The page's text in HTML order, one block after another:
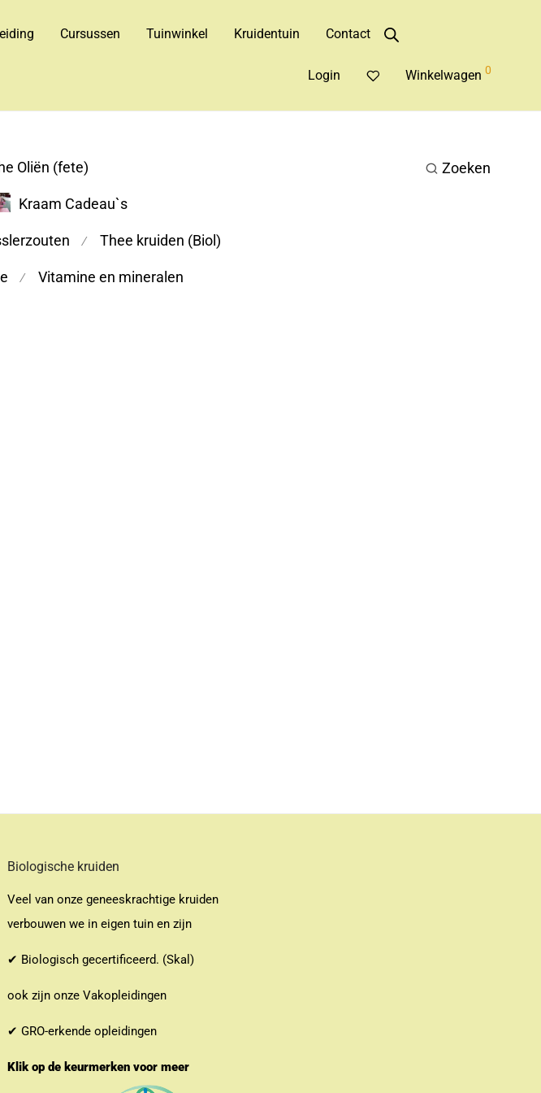
Cursussen Tuinwinkel Kruidentuin Contact
Login Winkelwagen 0
Zoeken
Oliën (fete)
Kraam Cadeau`s
⁄ Thee kruiden (Biol)
⁄ Vitamine en mineralen
Biologische kruiden
Veel van onze geneeskrachtige kruiden
verbouwen we in eigen tuin en zijn
✔ Biologisch gecertificeerd. (Skal)
ook zijn onze Vakopleidingen
✔ GRO-erkende opleidingen
Klik op de keurmerken voor meer